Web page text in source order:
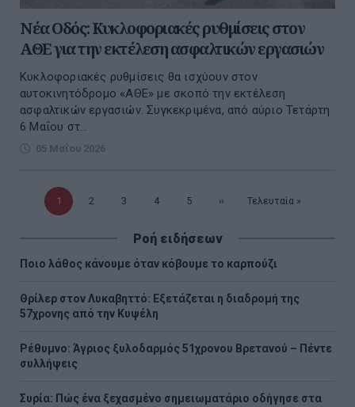
Νέα Οδός: Κυκλοφοριακές ρυθμίσεις στον
ΑΘΕ για την εκτέλεση ασφαλτικών εργασιών
Κυκλοφοριακές ρυθμίσεις θα ισχύουν στον
αυτοκινητόδρομο «ΑΘΕ» με σκοπό την εκτέλεση
ασφαλτικών εργασιών. Συγκεκριμένα, από αύριο Τετάρτη
6 Μαΐου στ...
05 Μαΐου 2026
Τρέχουσα
1 Σελίδα
2 Σελίδα
3 Σελίδα
4 Σελίδα
5 Επόμενη
›› Τελευταία
Τελευταία »
Ροή ειδήσεων
Ποιο λάθος κάνουμε όταν κόβουμε το καρπούζι
Θρίλερ στον Λυκαβηττό: Εξετάζεται η διαδρομή της
57χρονης από την Κυψέλη
Ρέθυμνο: Άγριος ξυλοδαρμός 51χρονου Βρετανού – Πέντε
συλλήψεις
Συρία: Πώς ένα ξεχασμένο σημειωματάριο οδήγησε στα